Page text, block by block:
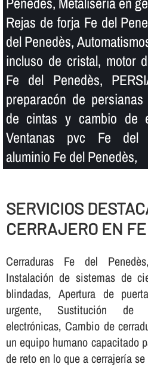
Rejas de forja Fe del
del Penedès,
incluso de cristal, motor
Fe del Penedès,
preparacón de
de cintas y cambio de
Ventanas pvc Fe del
aluminio Fe del Penedès,
SERVICIOS
CERRAJERO EN
Cerraduras Fe del
Instalación de sistemas de
blindadas, Apertura de
urgente, Sustitución de
electrónicas, Cambio de
un equipo humano capacitado
de reto en lo que a cerrajerí­a